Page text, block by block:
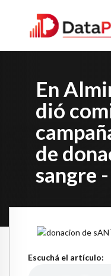
En
dió
de
sangre
Escuchá el artículo: